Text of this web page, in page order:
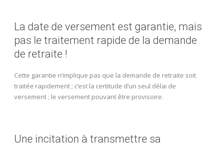
La date de versement est garantie, mais
pas le traitement rapide de la demande
de retraite !
Cette garantie n’implique pas que la demande de retraite soit
traitée rapidement ; c’est la certitude d’un seul délai de
versement ; le versement pouvant être provisoire.
Une incitation à transmettre sa